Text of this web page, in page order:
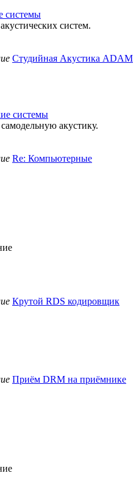
системы
систем.
Студийная Акустика ADAM
системы
акустику.
Re: Компьютерные
Крутой RDS кодировщик
Приём DRM на приёмнике